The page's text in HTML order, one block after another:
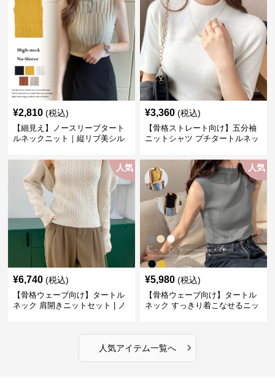
¥2,810 (税込)
【細見え】ノースリーブタート
ルネックニット｜縦リブ美シル
¥3,360 (税込)
【骨格ストレート向け】五分袖
ニットシャツ プチタートルネッ
人気
¥6,740 (税込)
【骨格ウェーブ向け】タートル
ネック 肩開きニットセット | ノ
人気
¥5,980 (税込)
【骨格ウェーブ向け】タートル
ネック すっきり着こなせるニッ
人気アイテム一覧へ ›